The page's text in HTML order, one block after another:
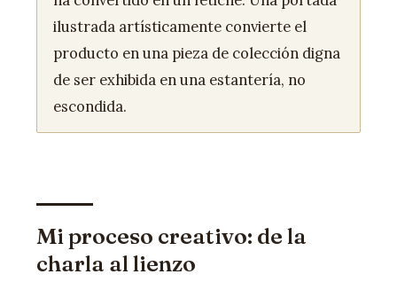
ilustrada artísticamente convierte el
producto en una pieza de colección digna
de ser exhibida en una estantería, no
escondida.
Mi proceso creativo: de la
charla al lienzo